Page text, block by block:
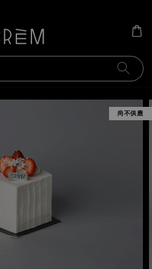
尚不供應